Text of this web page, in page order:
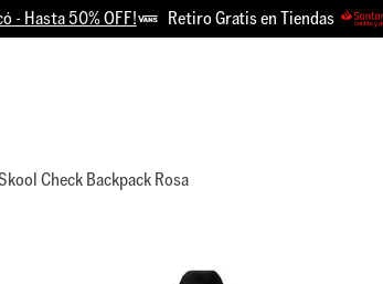
50% OFF! Retiro Gratis en Tiendas
Check Backpack Rosa
4